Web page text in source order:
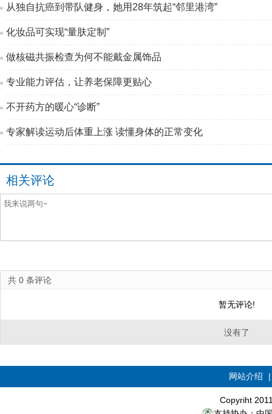
从独自抗癌到带队健身，她用28年筑起“邻里港湾”
化妆品可实现“量肤定制”
做核磁共振检查为何不能戴金属饰品
专业能力评估，让养老保障更贴心
不开药方的暖心“诊断”
专家解读运动后体重上涨 读懂身体的正常变化
相关评论
共 0 条评论
暂无评论!
没有了
网站介绍
Copyriht